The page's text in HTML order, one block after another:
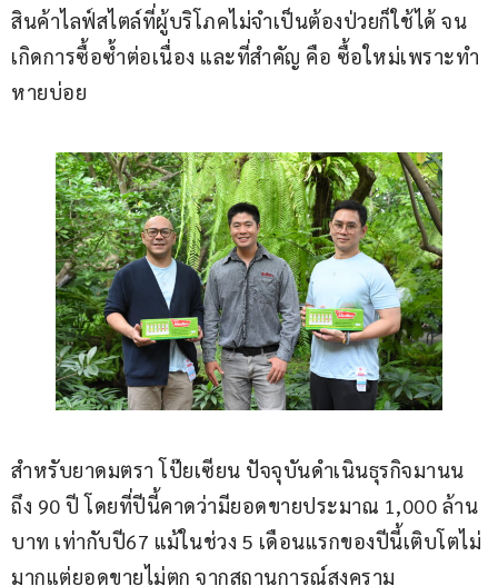
สินค้าไลฟ์สไตล์ที่ผู้บริโภคไม่จำเป็นต้องป่วยก็ใช้ได้ จน
เกิดการซื้อซ้ำต่อเนื่อง และที่สำคัญ คือ ซื้อใหม่เพราะทำ
หายบ่อย
สำหรับยาดมตรา โป๊ยเซียน ปัจจุบันดำเนินธุรกิจมานน
ถึง 90 ปี โดยที่ปีนี้คาดว่ามียอดขายประมาณ 1,000 ล้าน
บาท เท่ากับปี67 แม้ในช่วง 5 เดือนแรกของปีนี้เติบโตไม่
มากแต่ยอดขายไม่ตก จากสถานการณ์สงคราม